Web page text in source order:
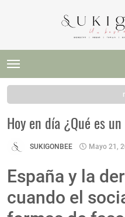
Hoy en día ¿Qué es
SUKIGONBEE Mayo 21,
España y la
cuando el